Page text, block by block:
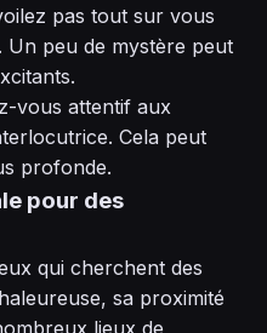
pas tout sur vous
peu de mystère peut
vous attentif aux
Cela peut
profonde.
pour des
qui cherchent des
sa proximité